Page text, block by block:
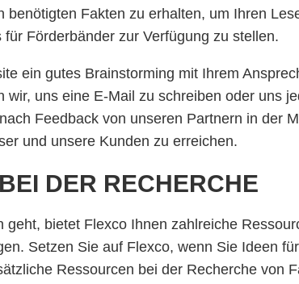
benötigten Fakten zu erhalten, um Ihren
Förderbänder zur Verfügung zu stellen.
ein gutes Brainstorming mit Ihrem
wir, uns eine E-Mail zu schreiben oder uns
Feedback von unseren Partnern in der
und unsere Kunden zu erreichen.
DER RECHERCHE
geht, bietet Flexco Ihnen zahlreiche
Setzen Sie auf Flexco, wenn Sie Ideen
Ressourcen bei der Recherche von